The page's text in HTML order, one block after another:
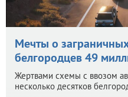
Мечты о
белгородцев 49
Жертвами схемы с ввозом
несколько десятков